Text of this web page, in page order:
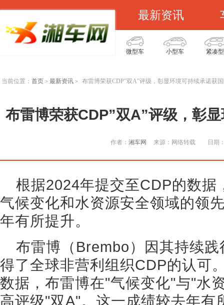
最新资讯
微型车 小型车 紧凑型
当前位置： 首页 > 最新资讯 > 布雷博荣获CDP”双A”评级，彰显环境可持续承诺获
布雷博荣获CDP”双A”评级，彰
作者： 湘车网 来源：网络转载 日期
根据2024年提交至CDP的数据
气候变化和水资源安全领域的领
年有所提升。
布雷博（Brembo）因其持续
得了全球非营利组织CDP的认可
数据，布雷博在"气候变化"与"水
高评级"双A"。这一成绩较去年有